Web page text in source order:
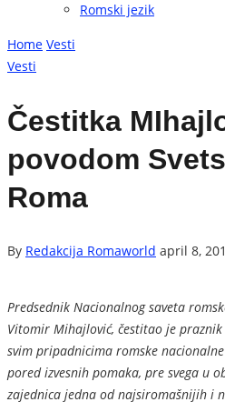
Romski jezik
Home Vesti
Vesti
Čestitka
povodom
Roma
By Redakcija Romaworld april 8,
Predsednik Nacionalnog saveta
Vitomir Mihajlović, čestitao je praznik
svim pripadnicima romske
pored izvesnih pomaka, pre svega u
zajednica jedna od najsiromašnijih i